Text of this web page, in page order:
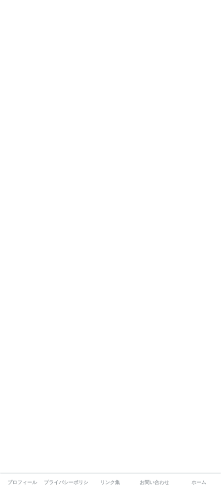
プロフィール プライバシーポリシー リンク集 お問い合わせ ホーム